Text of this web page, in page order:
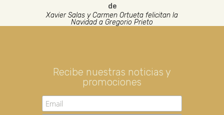
de
Xavier Salas y Carmen Ortueta felicitan la
Navidad a Gregorio Prieto
Recibe nuestras noticias y
promociones